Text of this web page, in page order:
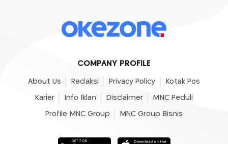
COMPANY PROFILE
About Us Redaksi Privacy Policy Kotak Pos
Karier Info Iklan Disclaimer MNC Peduli
Profile MNC Group MNC Group Bisnis